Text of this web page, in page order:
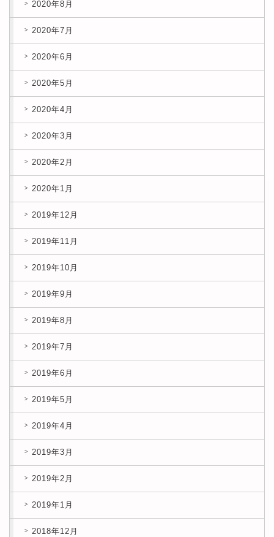
2020年8月
2020年7月
2020年6月
2020年5月
2020年4月
2020年3月
2020年2月
2020年1月
2019年12月
2019年11月
2019年10月
2019年9月
2019年8月
2019年7月
2019年6月
2019年5月
2019年4月
2019年3月
2019年2月
2019年1月
2018年12月